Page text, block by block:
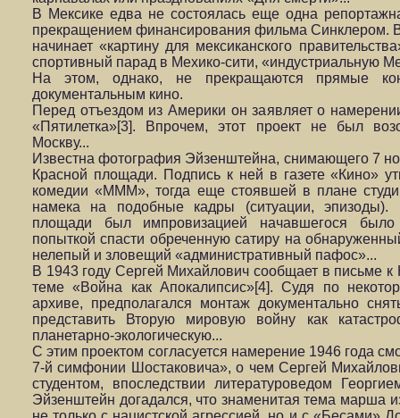
В Мексике едва не состоялась еще одна
прекращением финансирования фильма Синклером.
начинает «картину для мексиканского
спортивный парад в Мехико-сити, «индустриальную
На этом, однако, не прекращаются прямые
документальным кино.
Перед отъездом из Америки он заявляет о
«Пятилетка»[3]. Впрочем, этот проект не был
Москву...
Известна фотография Эйзенштейна, снимающего 7
Красной площади. Подпись к ней в газете «Кино»
комедии «МММ», тогда еще стоявшей в плане
намека на подобные кадры (ситуации,
площади был импровизацией начавшегося было
попыткой спасти обреченную сатиру на
нелепый и зловещий «административный пафос»...
В 1943 году Сергей Михайлович сообщает в письме
теме «Война как Апокалипсис»[4]. Судя по
архиве, предполагался монтаж документально
представить Вторую мировую войну как
планетарно-экологическую...
С этим проектом согласуется намерение 1946 года
7-й симфонии Шостаковича», о чем Сергей
студентом, впоследствии литературоведом
Эйзенштейн догадался, что знаменитая тема марша